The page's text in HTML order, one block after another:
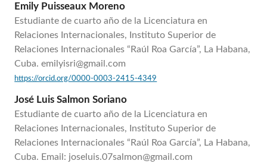
Emily Puisseaux Moreno
Estudiante de cuarto año de la Licenciatura en
Relaciones Internacionales, Instituto Superior de
Relaciones Internacionales “Raúl Roa García”, La Habana,
Cuba. emilyisri@gmail.com
https://orcid.org/0000-0003-2415-4349
José Luis Salmon Soriano
Estudiante de cuarto año de la Licenciatura en
Relaciones Internacionales, Instituto Superior de
Relaciones Internacionales “Raúl Roa García”, La Habana,
Cuba. Email: joseluis.07salmon@gmail.com